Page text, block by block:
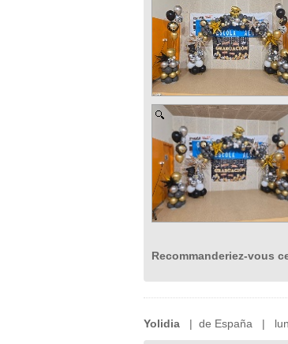
Recommanderiez-vous
Yolidia | de España |